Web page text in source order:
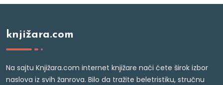
knjižara.com
Na sajtu Knjižara.com internet knjižare naći ćete širok izbor
naslova iz svih žanrova. Bilo da tražite beletristiku, stručnu